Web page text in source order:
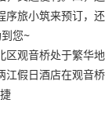
序旅小筑来预订，还
您~
区观音桥处于繁华地
江假日酒店在观音桥